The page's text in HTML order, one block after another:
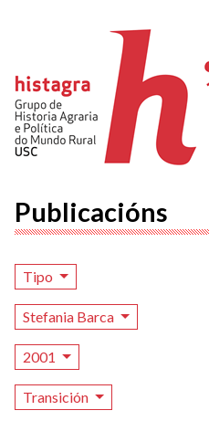
Publicacións
Tipo
Stefania Barca
2001
Transición